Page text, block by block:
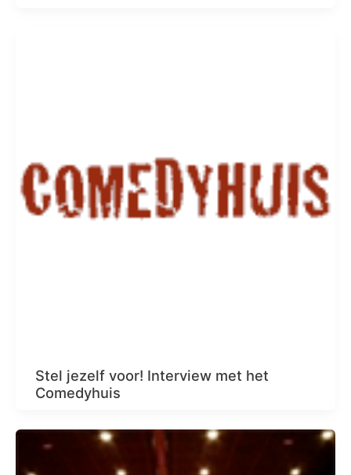
Stel jezelf voor! Interview met het
Comedyhuis